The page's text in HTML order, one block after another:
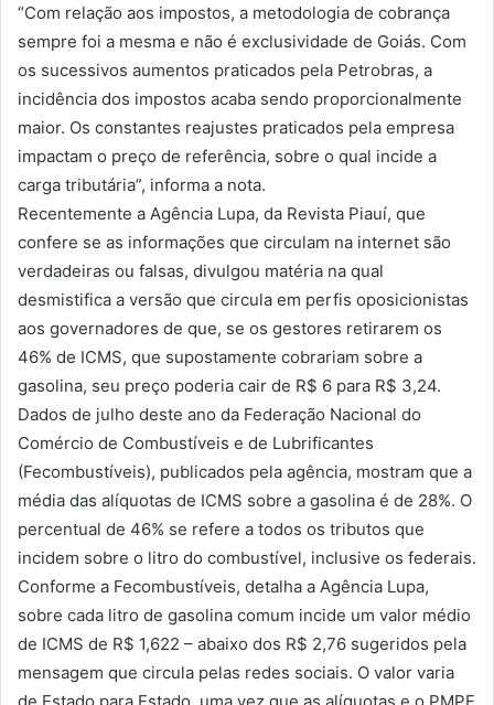
“Com relação aos impostos, a metodologia de cobrança
sempre foi a mesma e não é exclusividade de Goiás. Com
os sucessivos aumentos praticados pela Petrobras, a
incidência dos impostos acaba sendo proporcionalmente
maior. Os constantes reajustes praticados pela empresa
impactam o preço de referência, sobre o qual incide a
carga tributária”, informa a nota.
Recentemente a Agência Lupa, da Revista Piauí, que
confere se as informações que circulam na internet são
verdadeiras ou falsas, divulgou matéria na qual
desmistifica a versão que circula em perfis oposicionistas
aos governadores de que, se os gestores retirarem os
46% de ICMS, que supostamente cobrariam sobre a
gasolina, seu preço poderia cair de R$ 6 para R$ 3,24.
Dados de julho deste ano da Federação Nacional do
Comércio de Combustíveis e de Lubrificantes
(Fecombustíveis), publicados pela agência, mostram que a
média das alíquotas de ICMS sobre a gasolina é de 28%. O
percentual de 46% se refere a todos os tributos que
incidem sobre o litro do combustível, inclusive os federais.
Conforme a Fecombustíveis, detalha a Agência Lupa,
sobre cada litro de gasolina comum incide um valor médio
de ICMS de R$ 1,622 – abaixo dos R$ 2,76 sugeridos pela
mensagem que circula pelas redes sociais. O valor varia